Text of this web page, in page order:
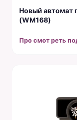
Новый автомат
(WM168)
Про смот реть